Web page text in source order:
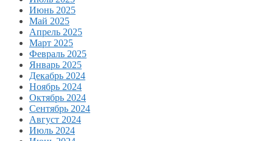
Июнь 2025
Май 2025
Апрель 2025
Март 2025
Февраль 2025
Январь 2025
Декабрь 2024
Ноябрь 2024
Октябрь 2024
Сентябрь 2024
Август 2024
Июль 2024